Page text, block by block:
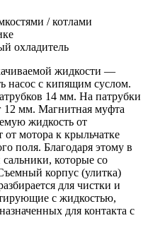
/ котлами
охладитель
жидкости —
насос с кипящим суслом.
14 мм. На патрубки
12 мм. Магнитная муфта
жидкость от
мотора к крыльчатке
поля. Благодаря этому в
которые со
корпус (улитка)
для чистки и
с жидкостью,
для контакта с